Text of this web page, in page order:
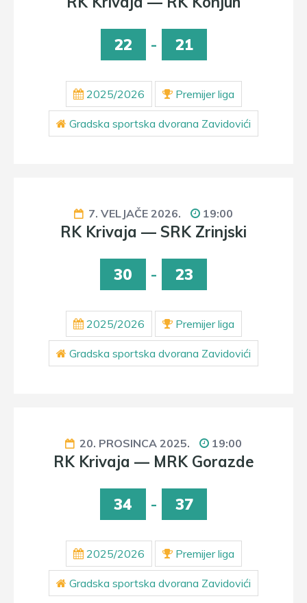
22 - 21
2025/2026 Premijer liga
Gradska sportska dvorana Zavidovići
7. VELJAČE 2026. 19:00
RK Krivaja — SRK Zrinjski
30 - 23
2025/2026 Premijer liga
Gradska sportska dvorana Zavidovići
20. PROSINCA 2025. 19:00
RK Krivaja — MRK Gorazde
34 - 37
2025/2026 Premijer liga
Gradska sportska dvorana Zavidovići